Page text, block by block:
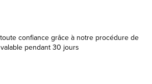
depuis l'UE
Passe à la vitesse supérieure pour